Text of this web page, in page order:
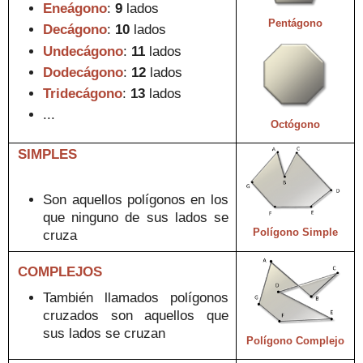
Eneágono:9 lados
Decágono: 10 lados
Undecágono: 11 lados
Dodecágono: 12 lados
Tridecágono: 13 lados
...
Pentágono
Octógono
SIMPLES
Son aquellos polígonos en los
que ninguno de sus lados se
cruza
Polígono Simple
COMPLEJOS
También llamados polígonos
cruzados son aquellos que
sus lados se cruzan
Polígono Complejo